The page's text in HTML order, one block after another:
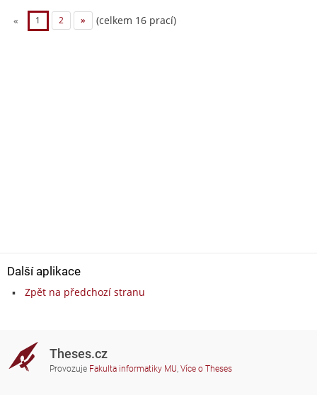
« 1 2 » (celkem 16 prací)
Další aplikace
Zpět na předchozí stranu
Theses.cz
Provozuje Fakulta informatiky MU, Více o Theses